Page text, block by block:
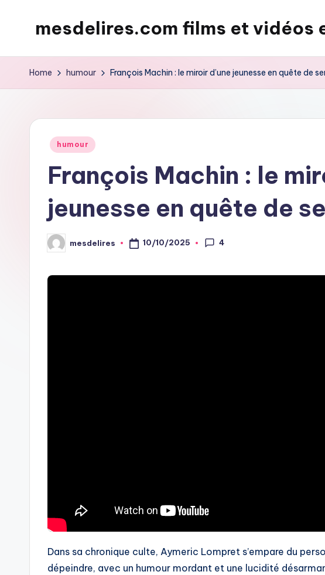
mesdelires.com films et vidéos
:
video
complet
français
Home humour François Machin : le miroir d’une jeunesse en quête de
Posted
humour
François Machin : le
jeunesse en quête de
Posted
by
mesdelires 10/10/2025 4
Dans sa chronique culte, Aymeric Lompret s’empare du
dépeindre, avec un humour mordant et une lucidité